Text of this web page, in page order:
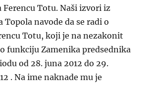
Ferencu Totu. Naši izvori iz
Topola navode da se radi o
Totu, koji je na nezakonit
funkciju Zamenika predsednika
od 28. juna 2012 do 29.
. Na ime naknade mu je